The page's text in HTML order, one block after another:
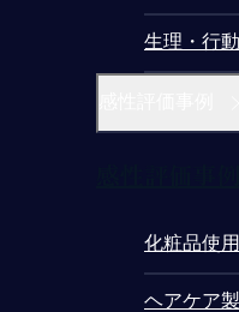
生理・行
化粧品使
ヘアケア